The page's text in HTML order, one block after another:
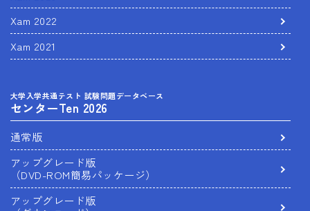
Xam 2022
Xam 2021
大学入学共通テスト 試験問題データベース
センターTen 2026
通常版
アップグレード版
（DVD-ROM簡易パッケージ）
アップグレード版